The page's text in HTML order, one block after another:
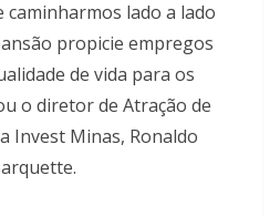
lado a lado
propicie empregos
de vida para os
o diretor de Atração de
Invest Minas, Ronaldo